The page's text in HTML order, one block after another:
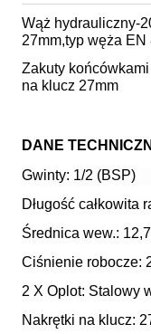
Wąż hydrauliczny-
27mm,typ węża
Zakuty
na klucz 27mm
DANE
Gwinty: 1/2 (BSP)
Długość całkowita
Średnica wew.:
Ciśnienie robocze:
2 X Oplot: Stalowy
Nakrętki na klucz: